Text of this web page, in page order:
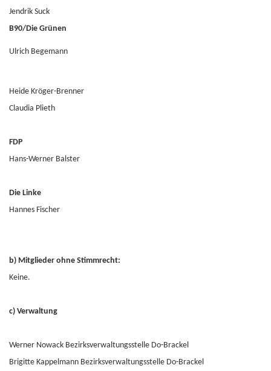
Jendrik Suck
B90/Die Grünen
Ulrich Begemann
Heide Kröger-Brenner
Claudia Plieth
FDP
Hans-Werner Balster
Die Linke
Hannes Fischer
b) Mitglieder ohne Stimmrecht:
Keine.
c) Verwaltung
Werner Nowack Bezirksverwaltungsstelle Do-Brackel
Brigitte Kappelmann Bezirksverwaltungsstelle Do-Brackel